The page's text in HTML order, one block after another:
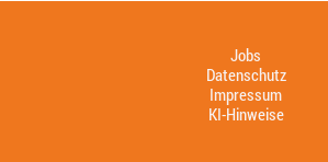
Jobs
Datenschutz
Impressum
KI-Hinweise